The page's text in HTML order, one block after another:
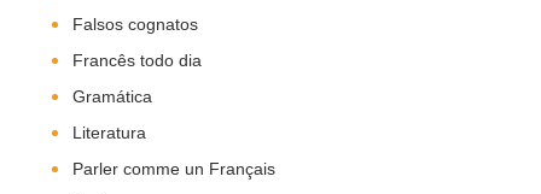
Falsos cognatos
Francês todo dia
Gramática
Literatura
Parler comme un Français